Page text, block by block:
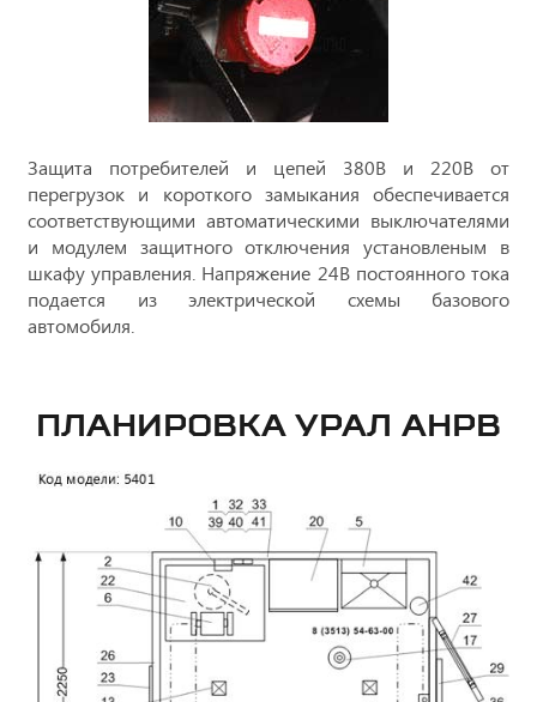
Защита потребителей и цепей 380В и 220В от
перегрузок и короткого замыкания обеспечивается
соответствующими автоматическими выключателями
и модулем защитного отключения установленым в
шкафу управления. Напряжение 24В постоянного тока
подается из электрической схемы базового
автомобиля.
ПЛАНИРОВКА УРАЛ АНРВ